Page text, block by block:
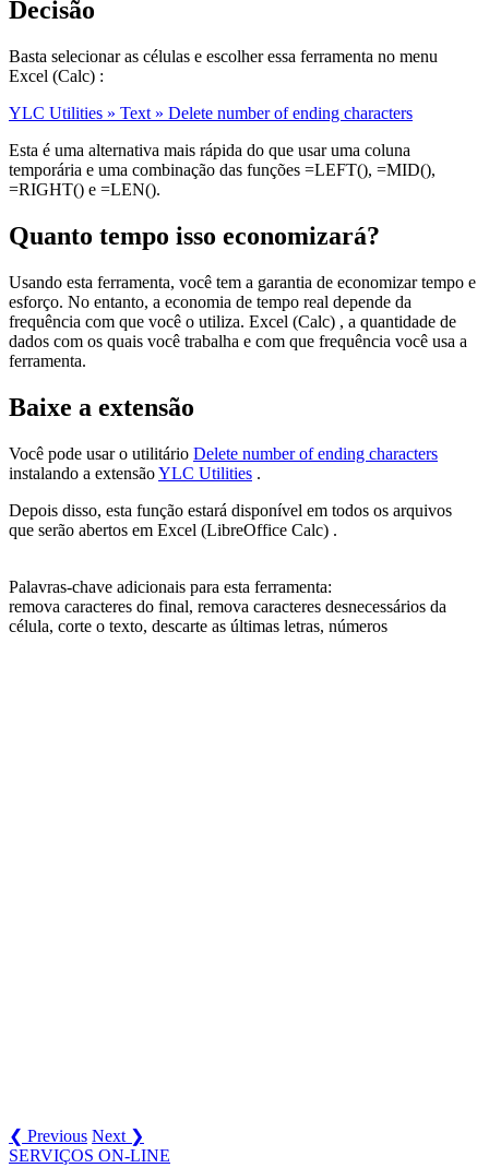
Decisão
Basta selecionar as células e escolher essa ferramenta no menu
Excel (Calc) :
YLC Utilities » Text » Delete number of ending characters
Esta é uma alternativa mais rápida do que usar uma coluna
temporária e uma combinação das funções =LEFT(), =MID(),
=RIGHT() e =LEN().
Quanto tempo isso economizará?
Usando esta ferramenta, você tem a garantia de economizar tempo e
esforço. No entanto, a economia de tempo real depende da
frequência com que você o utiliza. Excel (Calc) , a quantidade de
dados com os quais você trabalha e com que frequência você usa a
ferramenta.
Baixe a extensão
Você pode usar o utilitário Delete number of ending characters
instalando a extensãoYLC Utilities .
Depois disso, esta função estará disponível em todos os arquivos
que serão abertos em Excel (LibreOffice Calc) .
Palavras-chave adicionais para esta ferramenta:
remova caracteres do final, remova caracteres desnecessários da
célula, corte o texto, descarte as últimas letras, números
❮ Previous Next ❯
SERVIÇOS ON-LINE